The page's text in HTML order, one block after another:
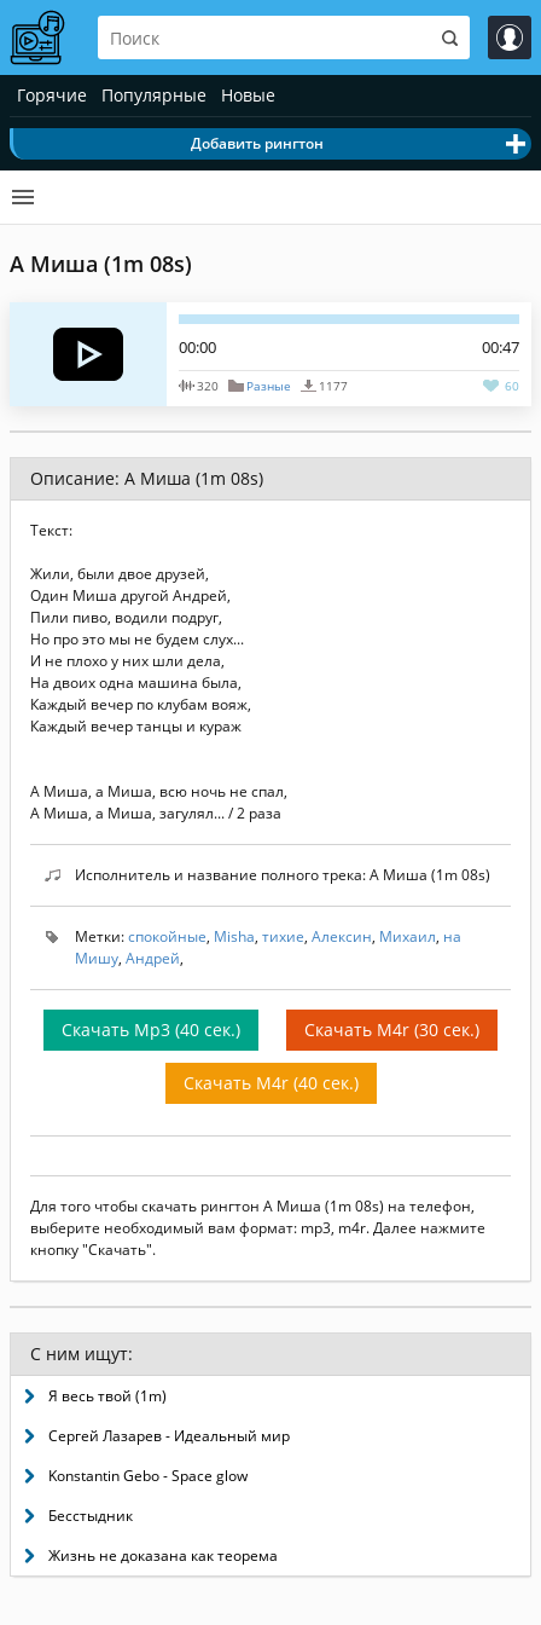
Горячие Популярные Новые
Добавить рингтон
А Миша (1m 08s)
00:00 00:47
320 Разные 1177 60
Описание: А Миша (1m 08s)
Текст:
Жили, были двое друзей,
Один Миша другой Андрей,
Пили пиво, водили подруг,
Но про это мы не будем слух...
И не плохо у них шли дела,
На двоих одна машина была,
Каждый вечер по клубам вояж,
Каждый вечер танцы и кураж
А Миша, а Миша, всю ночь не спал,
А Миша, а Миша, загулял... / 2 раза
Исполнитель и название полного трека: А Миша (1m 08s)
Метки:спокойные, Misha, тихие, Алексин, Михаил, на
Мишу, Андрей,
Скачать Mp3 (40 сек.) Скачать M4r (30 сек.)
Скачать M4r (40 сек.)
Для того чтобы скачать рингтон А Миша (1m 08s) на телефон,
выберите необходимый вам формат: mp3, m4r. Далее нажмите
кнопку "Скачать".
С ним ищут:
Я весь твой (1m)
Сергей Лазарев - Идеальный мир
Konstantin Gebo - Space glow
Бесстыдник
Жизнь не доказана как теорема